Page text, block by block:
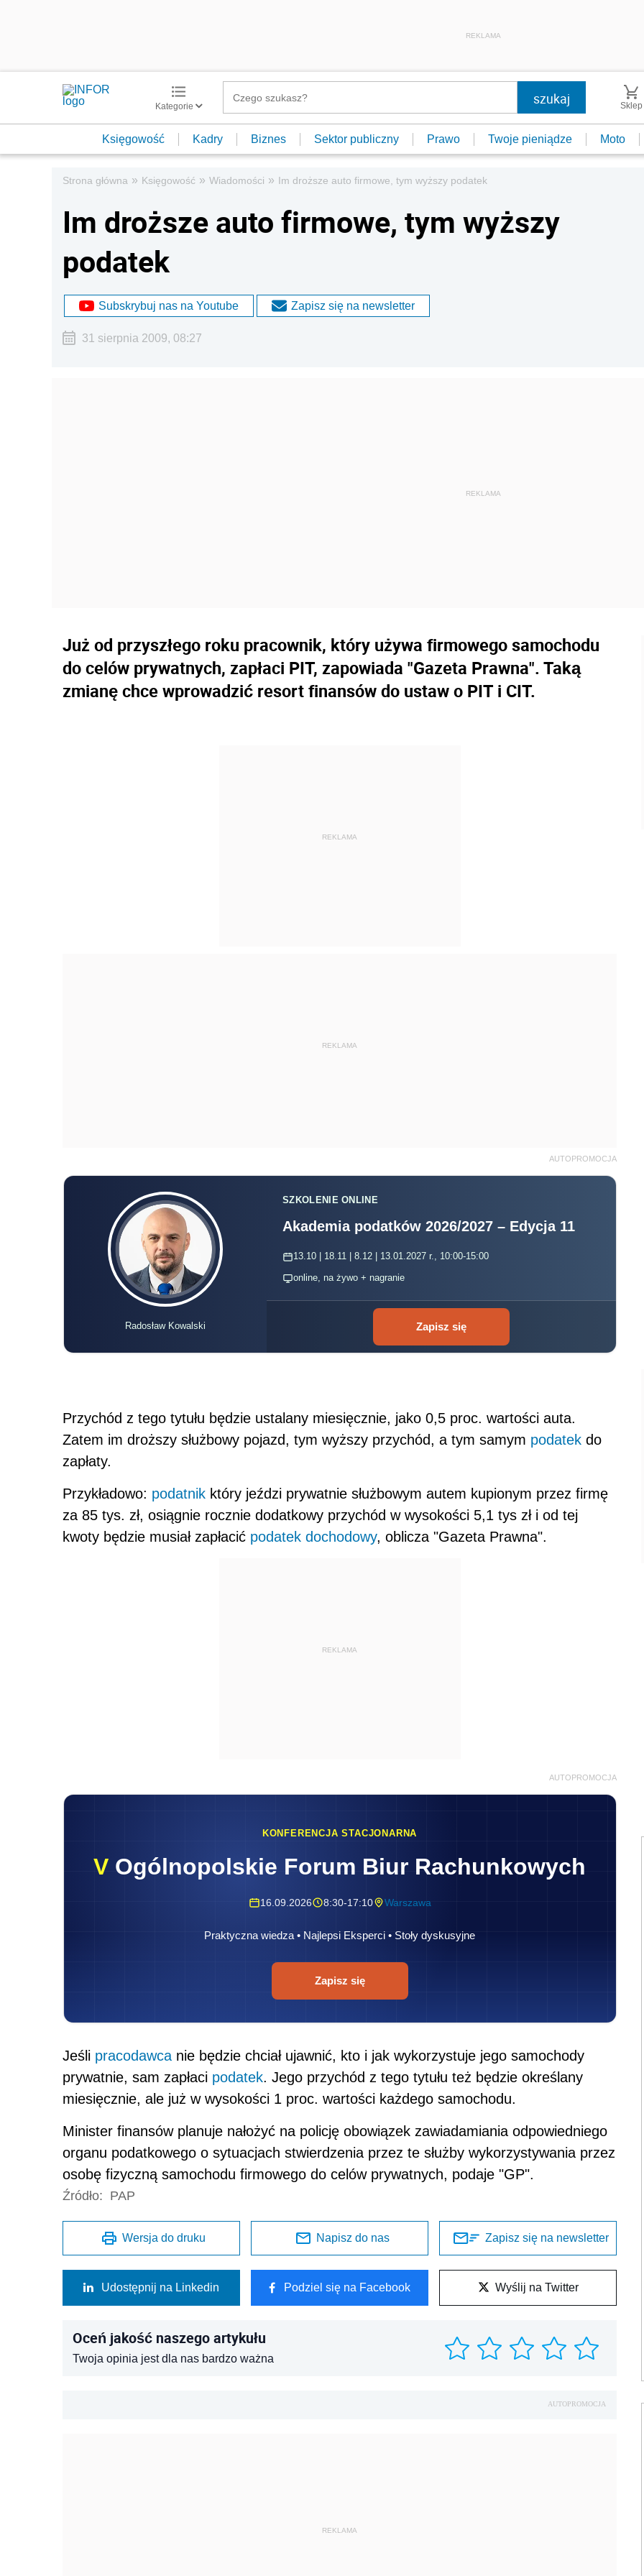
REKLAMA
Kategorie Sklep
Księgowość Kadry Biznes Sektor publiczny Prawo Twoje pieniądze Moto
Strona główna » Księgowość » Wiadomości » Im droższe auto firmowe, tym wyższy podatek
Im droższe auto firmowe, tym wyższy
podatek
Subskrybuj nas na Youtube Zapisz się na newsletter
31 sierpnia 2009, 08:27
Już od przyszłego roku pracownik, który używa firmowego samochodu
do celów prywatnych, zapłaci PIT, zapowiada "Gazeta Prawna". Taką
zmianę chce wprowadzić resort finansów do ustaw o PIT i CIT.
REKLAMA
REKLAMA
AUTOPROMOCJA
Radosław Kowalski
SZKOLENIE ONLINE
Akademia podatków 2026/2027 – Edycja 11
13.10 | 18.11 | 8.12 | 13.01.2027 r., 10:00-15:00
online, na żywo + nagranie
Zapisz się
Przychód z tego tytułu będzie ustalany miesięcznie, jako 0,5 proc. wartości auta.
Zatem im droższy służbowy pojazd, tym wyższy przychód, a tym samym podatek do
zapłaty.
Przykładowo: podatnik który jeździ prywatnie służbowym autem kupionym przez firmę
za 85 tys. zł, osiągnie rocznie dodatkowy przychód w wysokości 5,1 tys zł i od tej
kwoty będzie musiał zapłacić podatek dochodowy, oblicza "Gazeta Prawna".
REKLAMA
AUTOPROMOCJA
KONFERENCJA STACJONARNA
V Ogólnopolskie Forum Biur Rachunkowych
16.09.2026 8:30-17:10 Warszawa
Praktyczna wiedza • Najlepsi Eksperci • Stoły dyskusyjne
Zapisz się
Jeśli pracodawca nie będzie chciał ujawnić, kto i jak wykorzystuje jego samochody
prywatnie, sam zapłaci podatek. Jego przychód z tego tytułu też będzie określany
miesięcznie, ale już w wysokości 1 proc. wartości każdego samochodu.
Minister finansów planuje nałożyć na policję obowiązek zawiadamiania odpowiedniego
organu podatkowego o sytuacjach stwierdzenia przez te służby wykorzystywania przez
osobę fizyczną samochodu firmowego do celów prywatnych, podaje "GP".
Źródło: PAP
Wersja do druku Napisz do nas Zapisz się na newsletter
Udostępnij na Linkedin Podziel się na Facebook Wyślij na Twitter
Oceń jakość naszego artykułu
Twoja opinia jest dla nas bardzo ważna
AUTOPROMOCJA
REKLAMA